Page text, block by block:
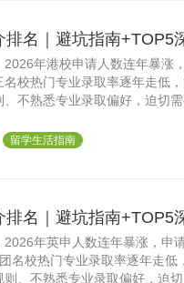
排名｜避坑指南+TOP5
年港校申请人数连年暴涨
校热门专业录取率逐年走低
不熟悉专业录取偏好，迫切
留学生活指南
排名｜避坑指南+TOP5
年英申人数连年暴涨，申
名校热门专业录取率逐年走低
、不熟悉专业录取偏好，迫